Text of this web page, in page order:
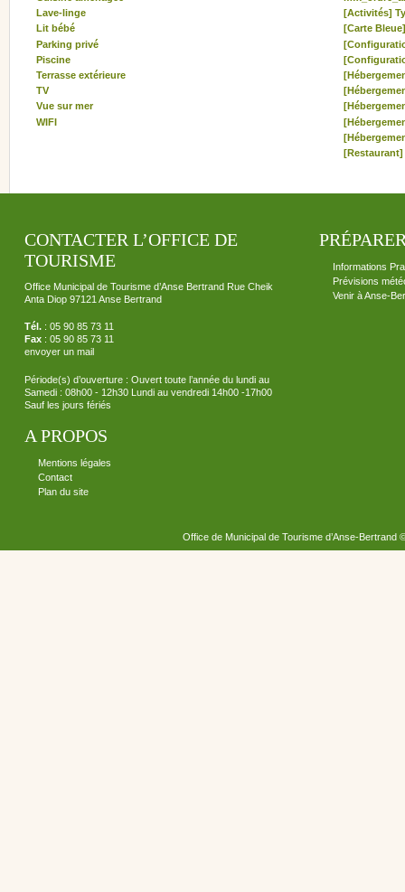
Lave-linge
Lit bébé
Parking privé
Piscine
Terrasse extérieure
TV
Vue sur mer
WIFI
[Activités]
[Carte
[Restaurant]
CONTACTER L’OFFICE DE
TOURISME
Office Municipal de Tourisme d’Anse Bertrand Rue Cheik
Anta Diop 97121 Anse Bertrand
Tél. : 05 90 85 73 11
Fax : 05 90 85 73 11
envoyer un mail
Période(s) d’ouverture : Ouvert toute l’année du lundi au
Samedi : 08h00 - 12h30 Lundi au vendredi 14h00 -17h00
Sauf les jours fériés
A PROPOS
Mentions légales
Contact
Plan du site
Informations
Prévisions
Venir à Anse-
Office de Municipal de Tourisme d’Anse-